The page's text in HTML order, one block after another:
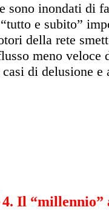
sono inondati di
e subito”
della rete
meno veloce
di delusione e
4. Il “millennio”